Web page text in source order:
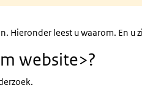
Hieronder leest u waarom. En
website>?